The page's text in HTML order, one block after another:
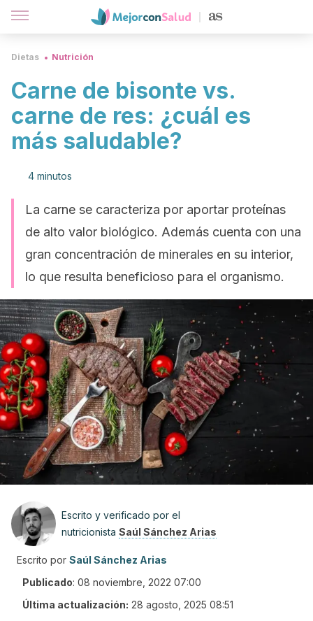
Dietas Nutrición
Carne de bisonte vs.
carne de res: ¿cuál es
más saludable?
4 minutos
La carne se caracteriza por aportar proteínas
de alto valor biológico. Además cuenta con una
gran concentración de minerales en su interior,
lo que resulta beneficioso para el organismo.
Escrito y verificado por el
nutricionista Saúl Sánchez Arias
Escrito por Saúl Sánchez Arias
Publicado: 08 noviembre, 2022 07:00
Última actualización: 28 agosto, 2025 08:51